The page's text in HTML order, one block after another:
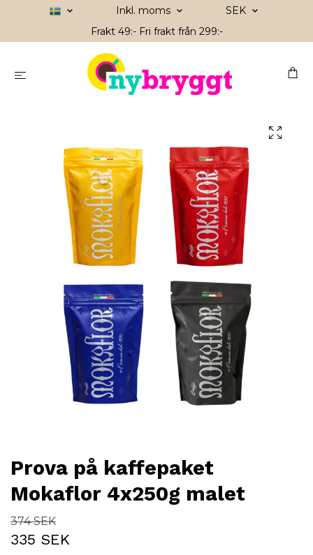
Inkl. moms
SEK
Frakt 49:- Fri frakt från 299:-
Prova på kaffepaket
Mokaflor 4x250g malet
374 SEK
335 SEK